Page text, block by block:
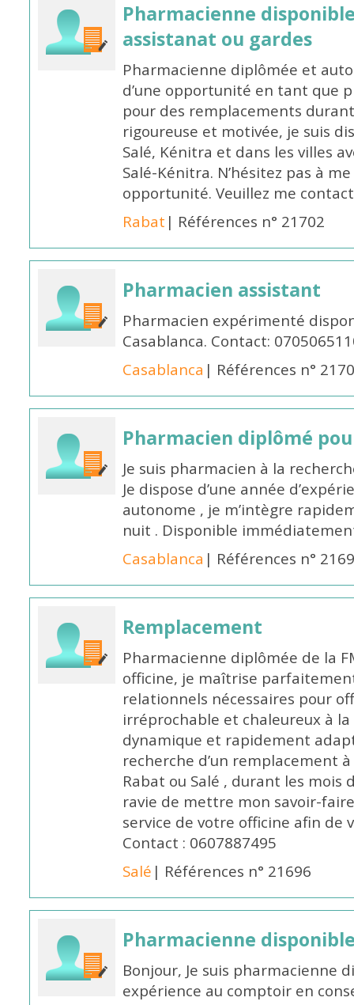
Pharmacienne
assistanat ou gardes
Pharmacienne diplômée et
d’une opportunité en tant que
pour des remplacements
rigoureuse et motivée, je suis
Salé, Kénitra et dans les villes
Salé-Kénitra. N’hésitez pas à
opportunité. Veuillez me
Rabat | Références n° 21702
Pharmacien assistant
Pharmacien expérimenté
Casablanca. Contact:
Casablanca | Références n°
Pharmacien diplômé
Je suis pharmacien à la
Je dispose d’une année
autonome , je m’intègre
nuit . Disponible
Casablanca | Références n°
Remplacement
Pharmacienne diplômée de la
officine, je maîtrise
relationnels nécessaires pour
irréprochable et chaleureux à
dynamique et rapidement
recherche d’un remplacement
Rabat ou Salé , durant les mois
ravie de mettre mon savoir-
service de votre officine afin de
Contact : 0607887495
Salé | Références n° 21696
Pharmacienne
Bonjour, Je suis pharmacienne
expérience au comptoir en